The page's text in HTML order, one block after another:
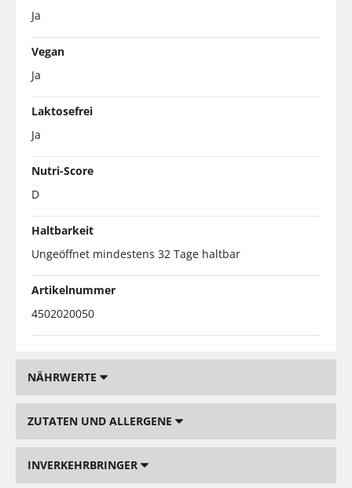
Ja
Vegan
Ja
Laktosefrei
Ja
Nutri-Score
D
Haltbarkeit
Ungeöffnet mindestens 32 Tage haltbar
Artikelnummer
4502020050
NÄHRWERTE
ZUTATEN UND ALLERGENE
INVERKEHRBRINGER